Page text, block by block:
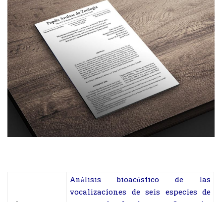
Análisis bioacústico de las
vocalizaciones de seis especies de